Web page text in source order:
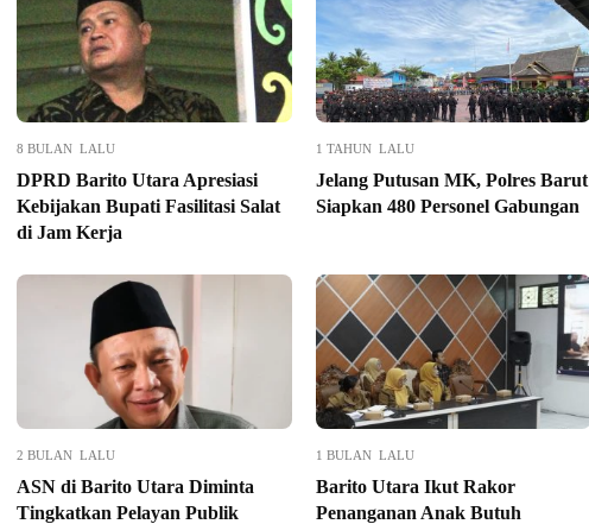
8 BULAN LALU
DPRD Barito Utara Apresiasi
Kebijakan Bupati Fasilitasi Salat
di Jam Kerja
1 TAHUN LALU
Jelang Putusan MK, Polres Barut
Siapkan 480 Personel Gabungan
2 BULAN LALU
ASN di Barito Utara Diminta
Tingkatkan Pelayan Publik
1 BULAN LALU
Barito Utara Ikut Rakor
Penanganan Anak Butuh